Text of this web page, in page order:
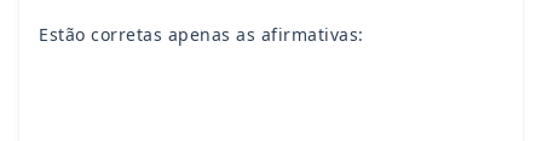
Estão corretas apenas as afirmativas: